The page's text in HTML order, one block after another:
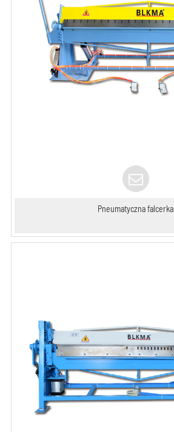
Pneumatyczna falcerka